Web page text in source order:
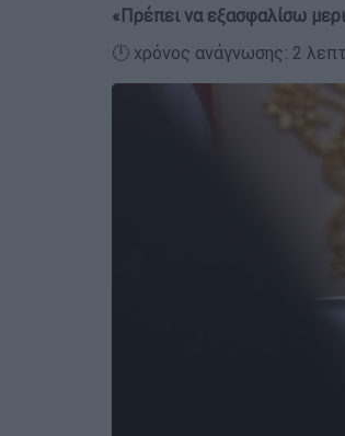
«Πρέπει να εξασφαλίσω
🕛 χρόνος ανάγνωσης: 2